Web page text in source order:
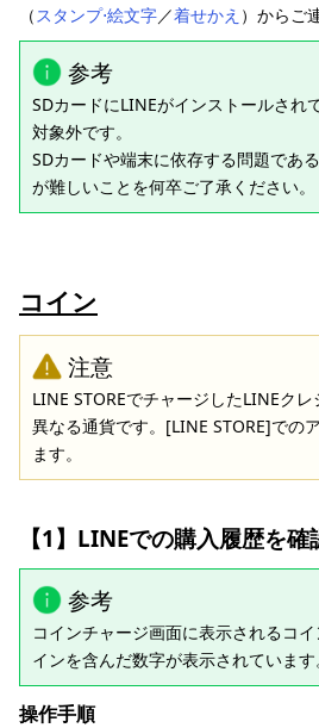
（スタンプ⋅絵文字／着せかえ ）からご
参考
SDカードにLINEがインストールされ
対象外です。
SDカードや端末に依存する問題であ
が難しいことを何卒ご了承ください。
コイン
注意
LINE STOREでチャージしたLINEク
異なる通貨です。[LINE STORE]での
ます。
【1】LINEでの購入履歴を確
参考
コインチャージ画面に表示されるコ
インを含んだ数字が表示されています
操作手順